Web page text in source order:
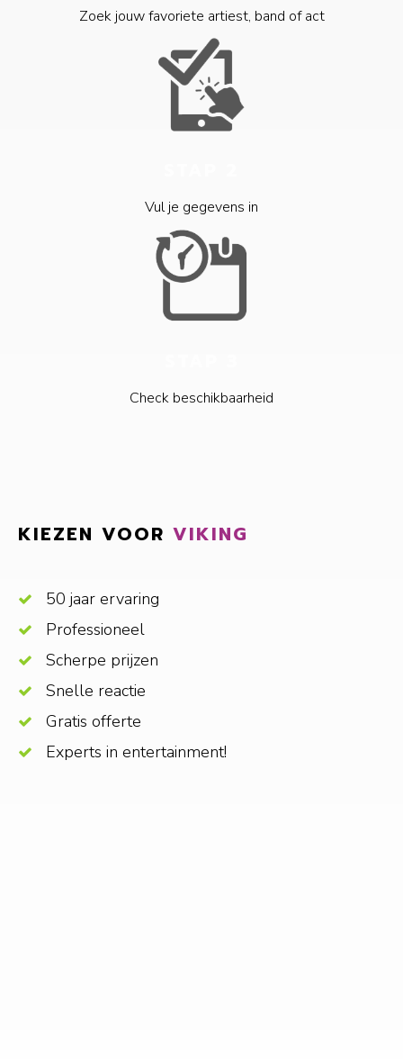
Zoek jouw favoriete artiest, band of act
Vul je gegevens in
Check beschikbaarheid
KIEZEN VOOR VIKING
50 jaar ervaring
Professioneel
Scherpe prijzen
Snelle reactie
Gratis offerte
Experts in entertainment!